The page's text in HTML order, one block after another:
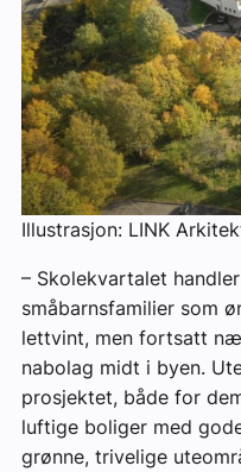
Illustrasjon: LINK
– Skolekvartalet
småbarnsfamilier som
lettvint, men fortsatt
nabolag midt i byen.
prosjektet, både for
luftige boliger med
grønne, trivelige